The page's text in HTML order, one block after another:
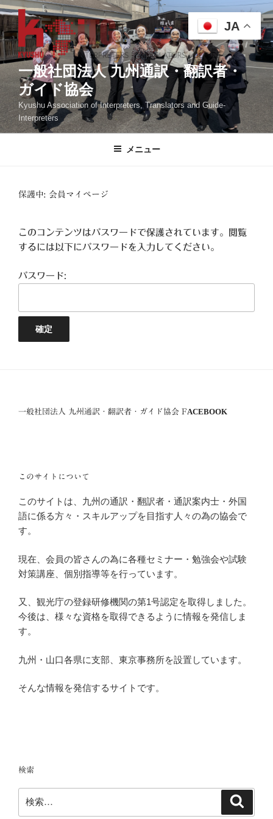
コ
ン
テ
ン
ツ
ス
キ
ッ
一般社団法人 九州通訳・翻訳者・
ガイド協会
Kyushu Association of Interpreters, Translators and Guide-
Interpreters
メニュー
保護中: 会員マイページ
このコンテンツはパスワードで保護されています。閲覧
するには以下にパスワードを入力してください。
パスワード:
一般社団法人 九州通訳・翻訳者・ガイド協会 FACEBOOK
このサイトについて
このサイトは、九州の通訳・翻訳者・通訳案内士・外国
語に係る方々・スキルアップを目指す人々の為の協会で
す。
現在、会員の皆さんの為に各種セミナー・勉強会や試験
対策講座、個別指導等を行っています。
又、観光庁の登録研修機関の第1号認定を取得しました。
今後は、様々な資格を取得できるように情報を発信しま
す。
九州・山口各県に支部、東京事務所を設置しています。
そんな情報を発信するサイトです。
検索
索:
JA